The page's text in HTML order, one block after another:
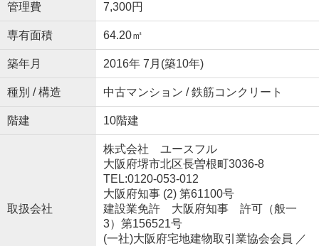
管理費 7,300円
専有面積 64.20㎡
築年月 2016年 7月(築10年)
種別 / 構造 中古マンション / 鉄筋コンクリート
階建 10階建
取扱会社
株式会社 ユースフル
大阪府堺市北区長曽根町3036-8
TEL:0120-053-012
大阪府知事 (2) 第61100号
建設業免許 大阪府知事 許可（般一
3）第156521号
(一社)大阪府宅地建物取引業協会会員 ／